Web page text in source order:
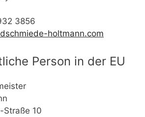
3856
holtmann.com
Person in der EU
Straße 10